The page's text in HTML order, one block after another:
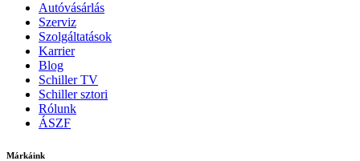
Autóvásárlás
Szerviz
Szolgáltatások
Karrier
Blog
Schiller TV
Schiller sztori
Rólunk
ÁSZF
Márkáink